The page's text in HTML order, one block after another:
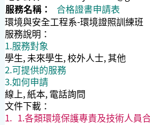
服務名稱：
合格證書申請表
環境與安全工程系-環境證照訓練班
服務說明：
1.服務對象
學生, 未來學生, 校外人士, 其他
2.可提供的服務
3.如何申請
線上, 紙本, 電話詢問
文件下載：
1. 1.各類環境保護專責及技術人員